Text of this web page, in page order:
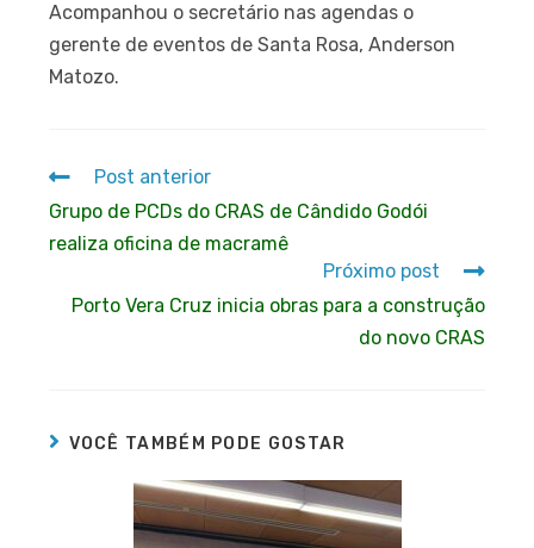
Acompanhou o secretário nas agendas o
gerente de eventos de Santa Rosa, Anderson
Matozo.
Post anterior
Grupo de PCDs do CRAS de Cândido Godói
realiza oficina de macramê
Próximo post
Porto Vera Cruz inicia obras para a construção
do novo CRAS
VOCÊ TAMBÉM PODE GOSTAR